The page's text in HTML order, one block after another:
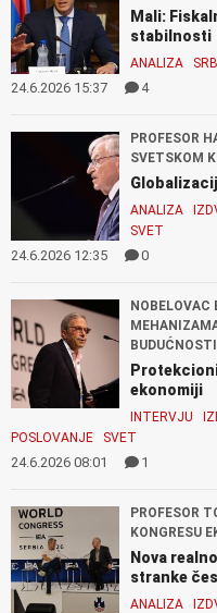
Mali:
stabilnosti
ANALIZA
24.6.2026 15:37 4
PROFESOR
SVETSKOM
ANALIZA
SVET
24.6.2026 12:35 0
NOBELOVAC
ekonomiji
INTERVJU
POSLOVANJE
SVET
24.6.2026 08:01 1
PROFESOR
KONGRESU
Nova
stranke
ANALIZA